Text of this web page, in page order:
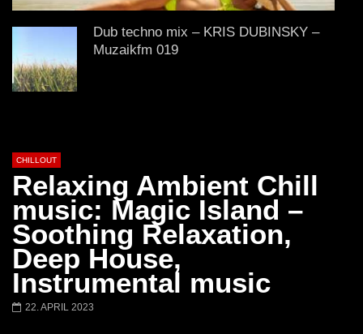
Chillout Ibiza Lounge 2024 🍓
Calm & Relaxing Background
Music 🍓 Chill, Study, Work,
Sleep
Lust. – Runaway
Dub techno mix – KRIS DUBINSKY –
Muzaikfm 019
Best Atmospheric Ambient Music | A
girl in a Kimono
Blossom | Beautiful Chill Mix
CHILLOUT
Relaxing Ambient Chill
music: Magic Island –
Soothing Relaxation,
Deep House,
Instrumental music
22. APRIL 2023